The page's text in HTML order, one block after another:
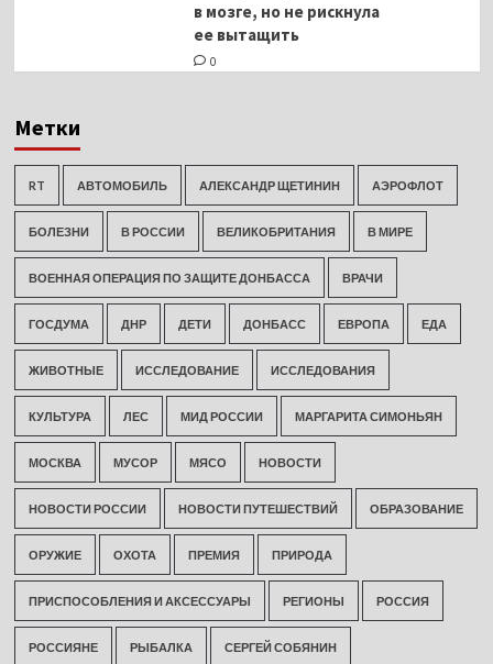
в мозге, но не рискнула
ее вытащить
0
Метки
RT АВТОМОБИЛЬ АЛЕКСАНДР ЩЕТИНИН АЭРОФЛОТ
БОЛЕЗНИ В РОССИИ ВЕЛИКОБРИТАНИЯ В МИРЕ
ВОЕННАЯ ОПЕРАЦИЯ ПО ЗАЩИТЕ ДОНБАССА ВРАЧИ
ГОСДУМА ДНР ДЕТИ ДОНБАСС ЕВРОПА ЕДА
ЖИВОТНЫЕ ИССЛЕДОВАНИЕ ИССЛЕДОВАНИЯ
КУЛЬТУРА ЛЕС МИД РОССИИ МАРГАРИТА СИМОНЬЯН
МОСКВА МУСОР МЯСО НОВОСТИ
НОВОСТИ РОССИИ НОВОСТИ ПУТЕШЕСТВИЙ ОБРАЗОВАНИЕ
ОРУЖИЕ ОХОТА ПРЕМИЯ ПРИРОДА
ПРИСПОСОБЛЕНИЯ И АКСЕССУАРЫ РЕГИОНЫ РОССИЯ
РОССИЯНЕ РЫБАЛКА СЕРГЕЙ СОБЯНИН